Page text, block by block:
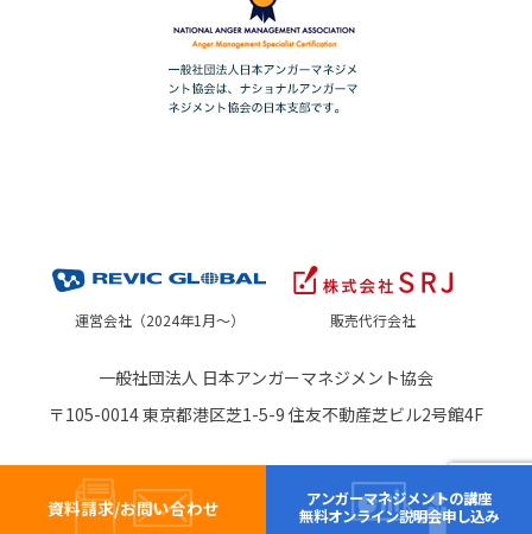
資料請求/お問い合わせ
アンガーマネジメントの講座
無料オンライン説明会申し込み